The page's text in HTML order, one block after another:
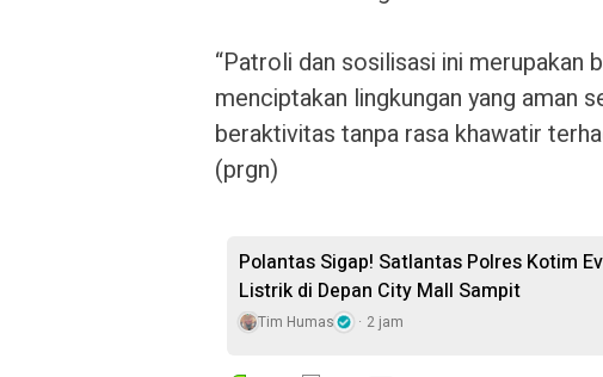
‎“Patroli dan sosilisasi ini merupakan
menciptakan lingkungan yang aman
beraktivitas tanpa rasa khawatir
(prgn)
Polantas Sigap! Satlantas Polres Kotim
Listrik di Depan City Mall Sampit
Tim Humas 2 jam